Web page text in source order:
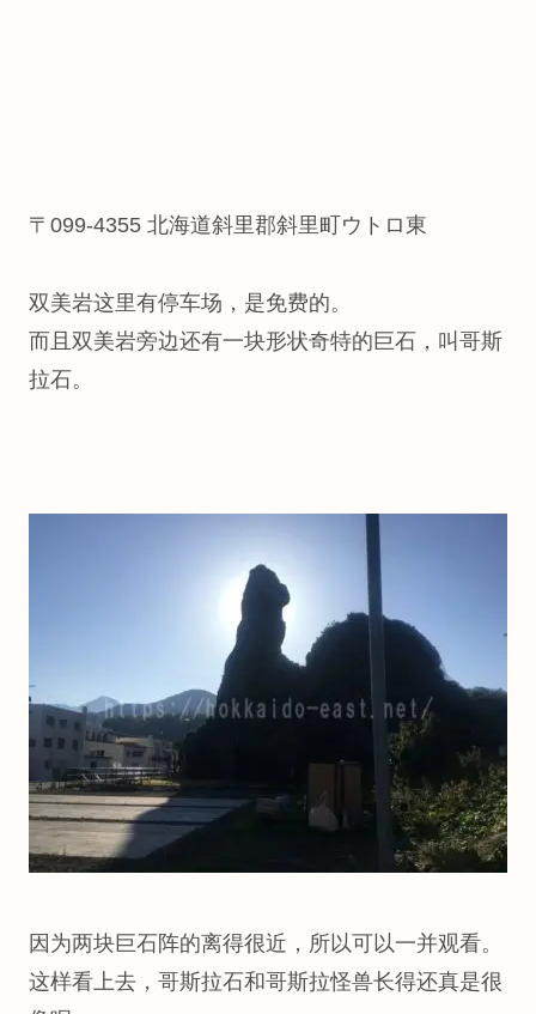
〒099-4355 北海道斜里郡斜里町ウトロ東
双美岩这里有停车场，是免费的。
而且双美岩旁边还有一块形状奇特的巨石，叫哥斯
拉石。
因为两块巨石阵的离得很近，所以可以一并观看。
这样看上去，哥斯拉石和哥斯拉怪兽长得还真是很